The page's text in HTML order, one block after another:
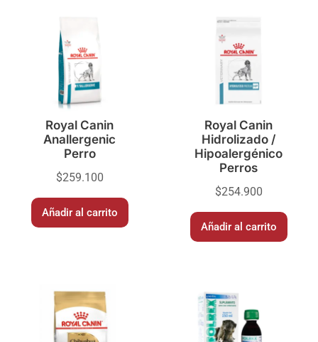
Royal Canin
Anallergenic
Perro
$259.100
Añadir al carrito
Royal Canin
Hidrolizado /
Hipoalergénico
Perros
$254.900
Añadir al carrito